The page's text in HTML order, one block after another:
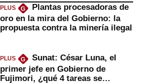
PLUS G
Plantas procesadoras de
oro en la mira del Gobierno: la
propuesta contra la minería ilegal
PLUS G
Sunat: César Luna, el
primer jefe en Gobierno de
Fujimori, ¿qué 4 tareas se